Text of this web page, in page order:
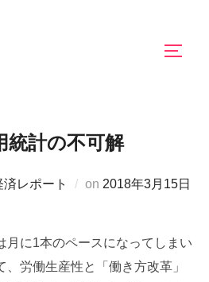
統計の不可解
レポート on 投
2018年3月15日
月に1本のペースになってしまい
、労働生産性と「働き方改革」